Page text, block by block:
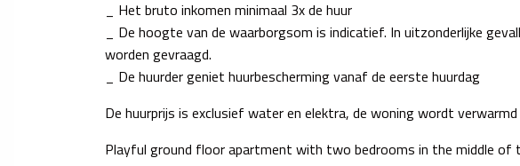
_ Het bruto inkomen minimaal 3x de huur
_ De hoogte van de waarborgsom is indicatief. In uitzonderlijke
worden gevraagd.
_ De huurder geniet huurbescherming vanaf de eerste huurdag
De huurprijs is exclusief water en elektra, de woning wordt
Playful ground floor apartment with two bedrooms in the middle of